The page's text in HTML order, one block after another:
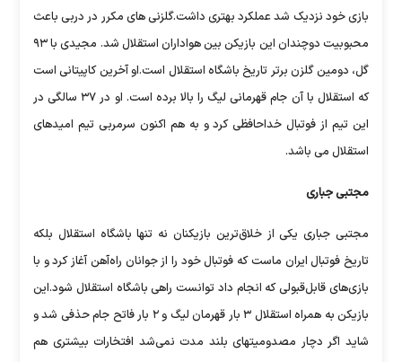
بازی خود نزدیک شد عملکرد بهتری داشت.گلزنی های مکرر در دربی باعث
محبوبیت دوچندان این بازیکن بین هواداران استقلال شد. مجیدی با ۹۳
گل، دومین گلزن برتر تاریخ باشگاه استقلال است.او آخرین کاپیتانی است
که استقلال با آن جام قهرمانی لیگ را بالا برده است. او در ۳۷ سالگی در
این تیم از فوتبال خداحافظی کرد و به هم اکنون سرمربی تیم امیدهای
استقلال می باشد.
مجتبی جباری
مجتبی جباری یکی از خلاق‌ترین بازیکنان نه تنها باشگاه استقلال بلکه
تاریخ فوتبال ایران ماست که فوتبال خود را از جوانان راه‌آهن آغاز کرد و با
بازی‌های قابل‌قبولی که انجام داد توانست راهی باشگاه استقلال شود.این
بازیکن به همراه استقلال ۳ بار قهرمان لیگ و ۲ بار فاتح جام حذفی شد و
شاید اگر دچار مصدومیتهای بلند مدت نمی‌شد افتخارات بیشتری هم